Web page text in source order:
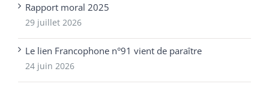
Rapport moral 2025
29 juillet 2026
Le lien Francophone n°91 vient de paraître
24 juin 2026